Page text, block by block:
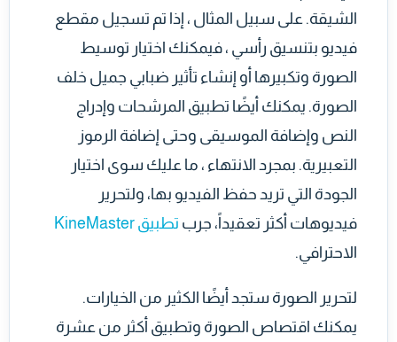
الشيقة. على سبيل المثال ، إذا تم تسجيل مقطع
فيديو بتنسيق رأسي ، فيمكنك اختيار توسيط
الصورة وتكبيرها أو إنشاء تأثير ضبابي جميل خلف
الصورة. يمكنك أيضًا تطبيق المرشحات وإدراج
النص وإضافة الموسيقى وحتى إضافة الرموز
التعبيرية. بمجرد الانتهاء ، ما عليك سوى اختيار
الجودة التي تريد حفظ الفيديو بها، ولتحرير
فيديوهات أكثر تعقيداً، جرب تطبيق KineMaster
الاحترافي.
لتحرير الصورة ستجد أيضًا الكثير من الخيارات.
يمكنك اقتصاص الصورة وتطبيق أكثر من عشرة